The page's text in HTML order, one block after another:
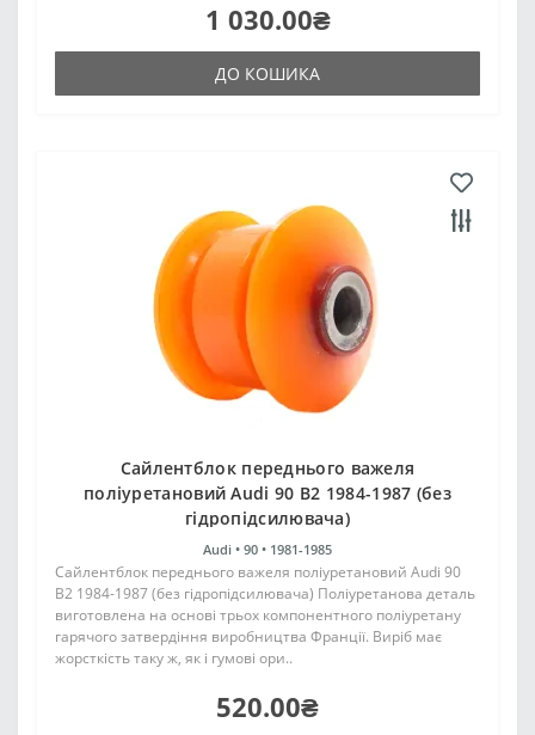
1 030.00₴
ДО КОШИКА
Сайлентблок переднього важеля
поліуретановий Audi 90 B2 1984-1987 (без
гідропідсилювача)
Audi • 90 • 1981-1985
Сайлентблок переднього важеля поліуретановий Audi 90
B2 1984-1987 (без гідропідсилювача) Поліуретанова деталь
виготовлена на основі трьох компонентного поліуретану
гарячого затвердіння виробництва Франції. Виріб має
жорсткість таку ж, як і гумові ори..
520.00₴